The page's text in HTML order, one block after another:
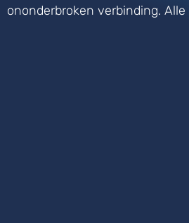
ononderbroken verbinding.